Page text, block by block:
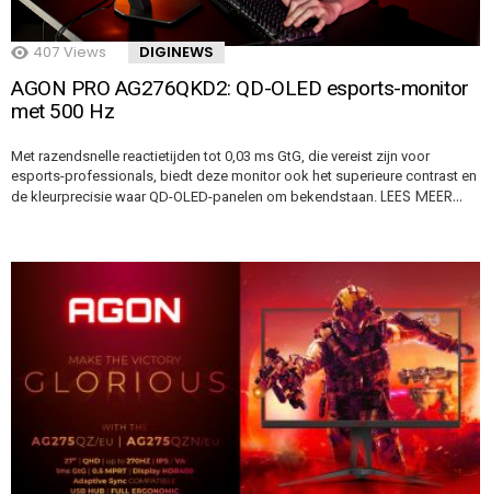
407 Views DIGINEWS
AGON PRO AG276QKD2: QD-OLED esports-monitor
met 500 Hz
Met razendsnelle reactietijden tot 0,03 ms GtG, die vereist zijn voor
esports-professionals, biedt deze monitor ook het superieure contrast en
de kleurprecisie waar QD-OLED-panelen om bekendstaan. LEES MEER…